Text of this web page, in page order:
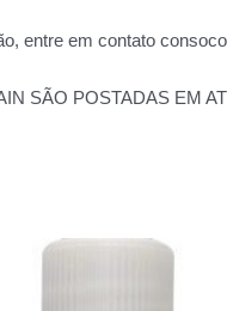
entre em contato
SÃO POSTADAS EM